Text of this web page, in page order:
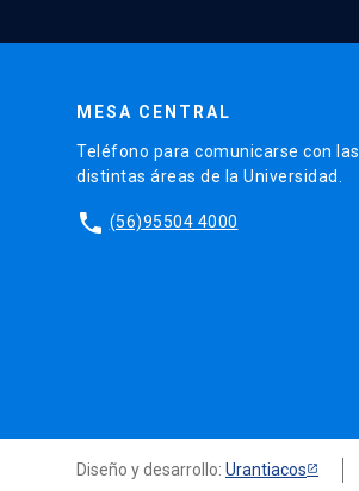
MESA CENTRAL
Teléfono para comunicarse con las
distintas áreas de la Universidad.
phone (56)95504 4000
Diseño y desarrollo: Urantiacos